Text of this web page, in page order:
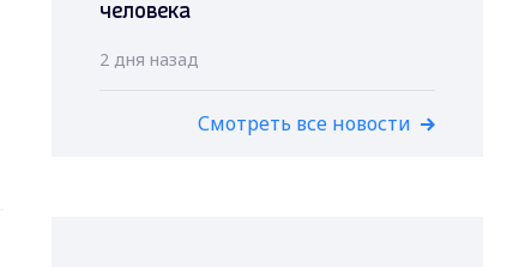
человека
2 дня назад
Смотреть все новости